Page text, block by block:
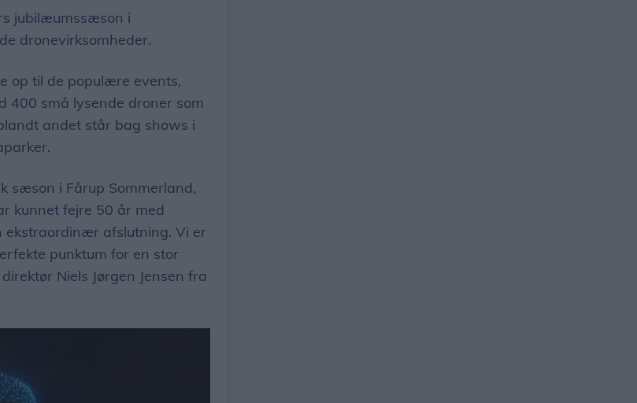
jubilæumssæson i
dronevirksomheder.
op til de populære events,
400 små lysende droner som
andet står bag shows i
sæson i Fårup Sommerland,
kunnet fejre 50 år med
ekstraordinær afslutning. Vi er
punktum for en stor
Niels Jørgen Jensen fra